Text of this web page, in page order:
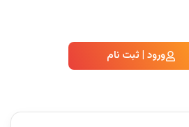
ورود | ثبت نام